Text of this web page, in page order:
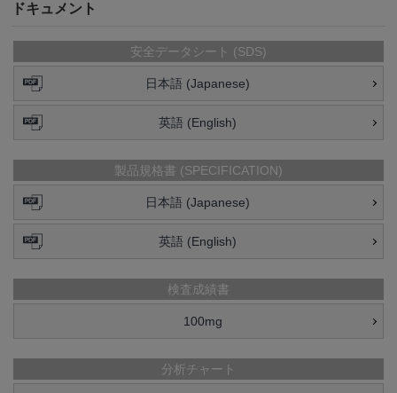
ドキュメント
安全データシート (SDS)
日本語 (Japanese)
英語 (English)
製品規格書 (SPECIFICATION)
日本語 (Japanese)
英語 (English)
検査成績書
100mg
分析チャート